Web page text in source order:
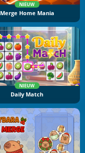
NIEUW
Merge Home Mania
NIEUW
Daily Match